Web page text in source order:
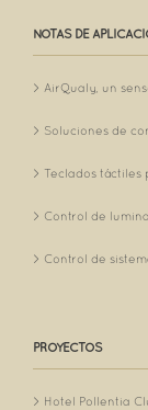
NOTAS DE
AirQualy, un
Soluciones de
Teclados
Control de
Control de
PROYECTOS
Hotel Pollentia